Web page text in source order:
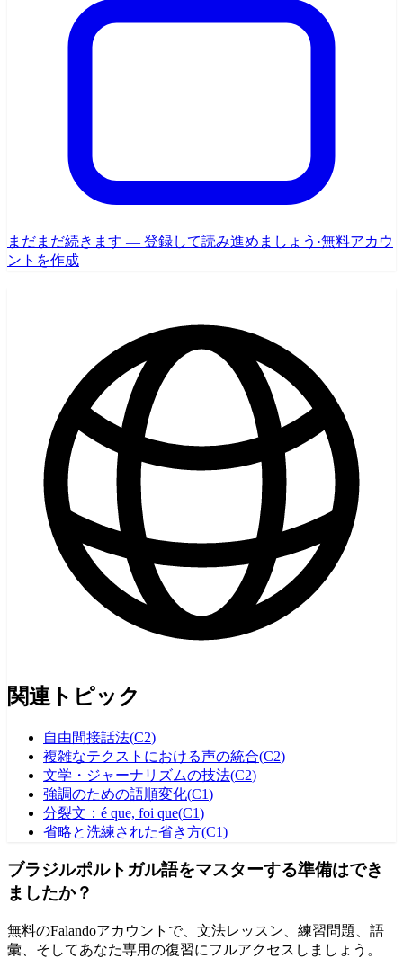
まだまだ続きます — 登録して読み進めましょう ·無料アカウ
ントを作成
関連トピック
自由間接話法(C2)
複雑なテクストにおける声の統合(C2)
文学・ジャーナリズムの技法(C2)
強調のための語順変化(C1)
分裂文：é que, foi que(C1)
省略と洗練された省き方(C1)
ブラジルポルトガル語をマスターする準備はでき
ましたか？
無料のFalandoアカウントで、文法レッスン、練習問題、語
彙、そしてあなた専用の復習にフルアクセスしましょう。